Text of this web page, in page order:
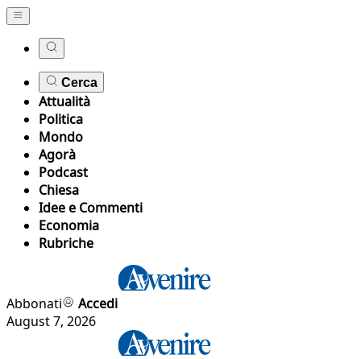
Cerca
Attualità
Politica
Mondo
Agorà
Podcast
Chiesa
Idee e Commenti
Economia
Rubriche
Abbonati
Accedi
August 7, 2026